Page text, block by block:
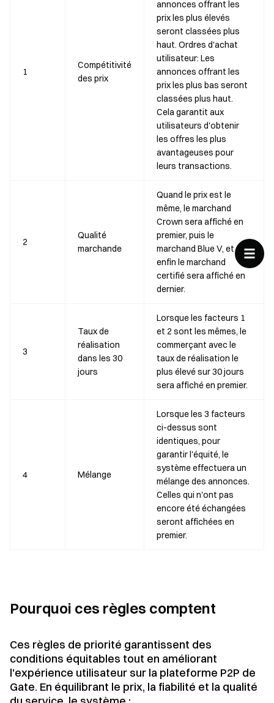
1
Compétitivité
des prix
annonces offrant les
prix les plus élevés
seront classées plus
haut. Ordres d'achat
utilisateur: Les
annonces offrant les
prix les plus bas seront
classées plus haut.
Cela garantit aux
utilisateurs d'obtenir
les offres les plus
avantageuses pour
leurs transactions.
2
Qualité
marchande
Quand le prix est le
même, le marchand
Crown sera affiché en
premier, puis le
marchand Blue V, et
enfin le marchand
certifié sera affiché en
dernier.
3
Taux de
réalisation
dans les 30
jours
Lorsque les facteurs 1
et 2 sont les mêmes, le
commerçant avec le
taux de réalisation le
plus élevé sur 30 jours
sera affiché en premier.
4 Mélange
Lorsque les 3 facteurs
ci-dessus sont
identiques, pour
garantir l'équité, le
système effectuera un
mélange des annonces.
Celles qui n'ont pas
encore été échangées
seront affichées en
premier.
Pourquoi ces règles comptent
Ces règles de priorité garantissent des
conditions équitables tout en améliorant
l'expérience utilisateur sur la plateforme P2P de
Gate. En équilibrant le prix, la fiabilité et la qualité